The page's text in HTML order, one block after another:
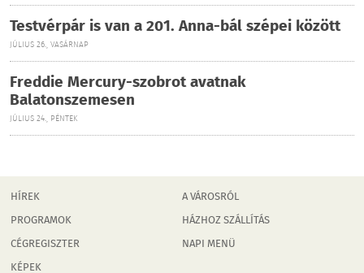
Testvérpár is van a 201. Anna-bál szépei között
JÚLIUS 26., VASÁRNAP
Freddie Mercury-szobrot avatnak
Balatonszemesen
JÚLIUS 24., PÉNTEK
HÍREK
PROGRAMOK
CÉGREGISZTER
KÉPEK
A VÁROSRÓL
HÁZHOZ SZÁLLÍTÁS
NAPI MENÜ